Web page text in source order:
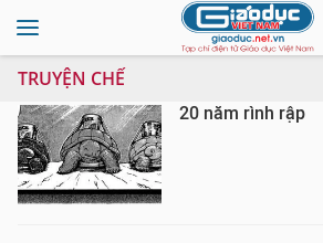
TRUYỆN CHẾ
20 năm rình rập